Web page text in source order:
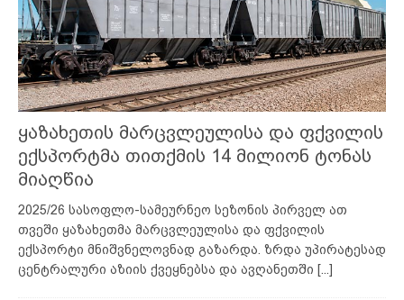
ყაზახეთის მარცვლეულისა და ფქვილის
ექსპორტმა თითქმის 14 მილიონ ტონას
მიაღწია
2025/26 სასოფლო-სამეურნეო სეზონის პირველ ათ
თვეში ყაზახეთმა მარცვლეულისა და ფქვილის
ექსპორტი მნიშვნელოვნად გაზარდა. ზრდა უპირატესად
ცენტრალური აზიის ქვეყნებსა და ავღანეთში [...]